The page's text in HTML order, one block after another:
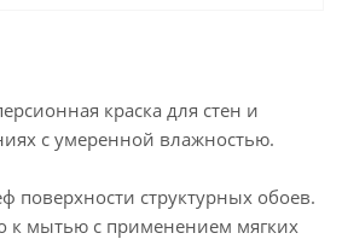
краска для стен и
с умеренной влажностью.
поверхности структурных обоев.
к мытью с применением мягких